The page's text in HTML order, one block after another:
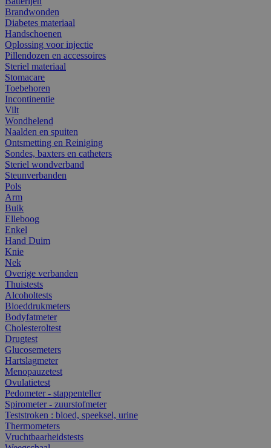
Brandwonden
Diabetes materiaal
Handschoenen
Oplossing voor injectie
Pillendozen en accessoires
Steriel materiaal
Stomacare
Toebehoren
Incontinentie
Vilt
Wondhelend
Naalden en spuiten
Ontsmetting en Reiniging
Sondes, baxters en catheters
Steriel wondverband
Steunverbanden
Pols
Arm
Buik
Elleboog
Enkel
Hand Duim
Knie
Nek
Overige verbanden
Thuistests
Alcoholtests
Bloeddrukmeters
Bodyfatmeter
Cholesteroltest
Drugtest
Glucosemeters
Hartslagmeter
Menopauzetest
Ovulatietest
Pedometer - stappenteller
Spirometer - zuurstofmeter
Teststroken : bloed, speeksel, urine
Thermometers
Vruchtbaarheidstests